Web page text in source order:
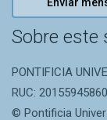
Enviar
Sobre este
PONTIFICIA
RUC: 20155945860
© Pontificia